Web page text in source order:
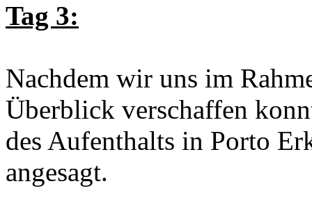
Tag 3:
Nachdem wir uns im
Überblick verschaffen
des Aufenthalts in Porto
angesagt.